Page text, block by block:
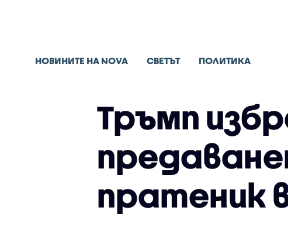
НОВИНИТЕ НА NOVA СВЕТЪТ ПОЛИТИКА
Тръмп
пратеник